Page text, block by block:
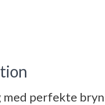
med perfekte bryn